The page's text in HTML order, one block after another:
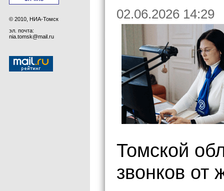
© 2010, НИА-Томск
эл. почта:
nia.tomsk@mail.ru
02.06.2026 14:29
Томской
звонков от